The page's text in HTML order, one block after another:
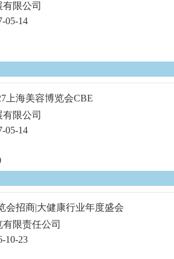
限公司
05-14
上海美容博览会CBE
限公司
05-14
会招商|大健康行业年度盛会
限责任公司
10-23